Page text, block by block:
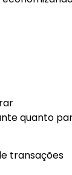
quanto
transações